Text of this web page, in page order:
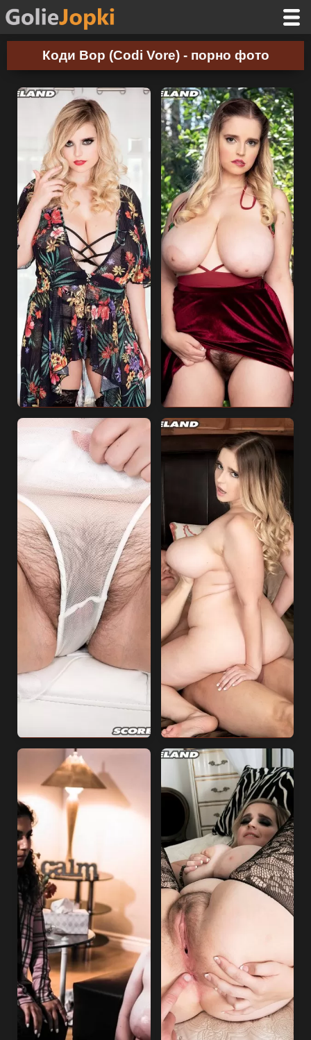
Коди Вор (Codi Vore) - порно фото